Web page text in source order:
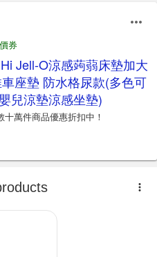
券
Hi Jell-O涼感蒟蒻床墊加大
座墊 防水格尿款(多色可
兒涼墊涼感坐墊)
萬件商品優惠折扣中！